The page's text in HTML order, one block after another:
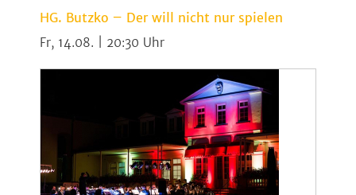
HG. Butzko – Der will nicht nur spielen
Fr, 14.08. | 20:30